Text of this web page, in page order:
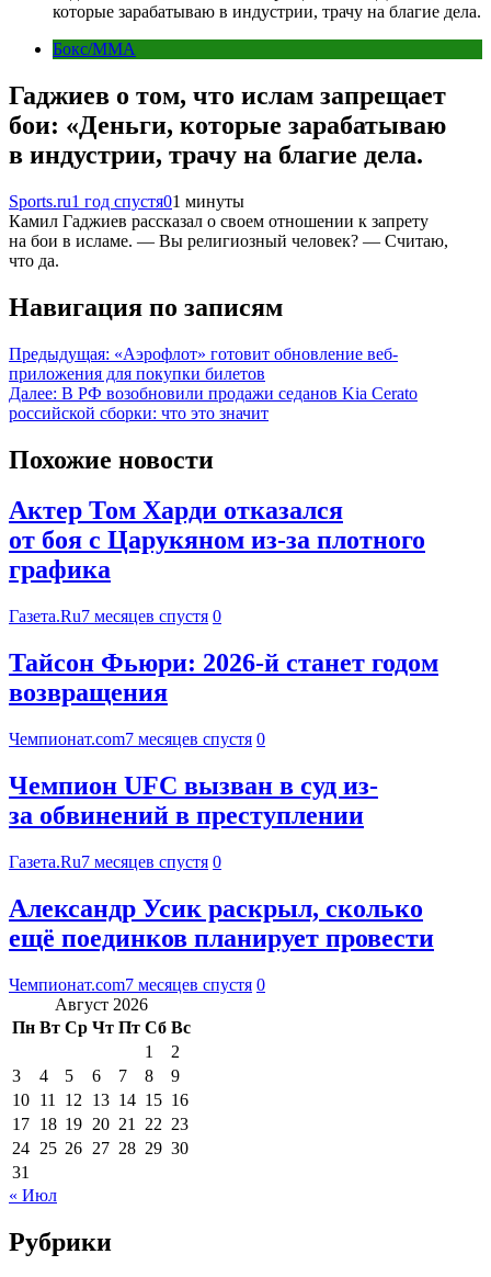
которые зарабатываю в индустрии, трачу на благие дела.
Бокс/MMA
Гаджиев о том, что ислам запрещает
бои: «Деньги, которые зарабатываю
в индустрии, трачу на благие дела.
Sports.ru1 год спустя01 минуты
Камил Гаджиев рассказал о своем отношении к запрету
на бои в исламе. — Вы религиозный человек? — Считаю,
что да.
Навигация по записям
Предыдущая: «Аэрофлот» готовит обновление веб-
приложения для покупки билетов
Далее: В РФ возобновили продажи седанов Kia Cerato
российской сборки: что это значит
Похожие новости
Актер Том Харди отказался
от боя с Царукяном из-за плотного
графика
Газета.Ru7 месяцев спустя 0
Тайсон Фьюри: 2026-й станет годом
возвращения
Чемпионат.com7 месяцев спустя 0
Чемпион UFC вызван в суд из-
за обвинений в преступлении
Газета.Ru7 месяцев спустя 0
Александр Усик раскрыл, сколько
ещё поединков планирует провести
Чемпионат.com7 месяцев спустя 0
Август 2026
Пн Вт Ср Чт Пт Сб Вс
1
2
3
4 5 6 7 8
9
10 11 12 13 14 15 16
17 18 19 20 21 22 23
24 25 26 27 28 29 30
31
« Июл
Рубрики